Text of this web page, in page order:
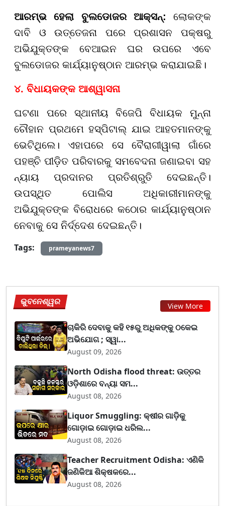
ଆରମ୍ଭ ହେଲା ବୁଲଡୋଜର ଆକ୍ସନ୍: ଲୋକଙ୍କ
ଦାବି ଓ ଉତ୍ତେଜନା ପରେ ପ୍ରଶାସନ ପକ୍ଷରୁ
ଅଭିଯୁକ୍ତଙ୍କ ବେଆଇନ ଘର ଉପରେ ଏବେ
ବୁଲଡୋଜର କାର୍ଯ୍ୟାନୁଷ୍ଠାନ ଆରମ୍ଭ କରାଯାଇଛି।
୪. ବିଧାୟକଙ୍କ ଆଶ୍ୱାସନା
ଘଟଣା ପରେ ସ୍ଥାନୀୟ ବିଜେପି ବିଧାୟକ ମୁନ୍ନା
ଚୌହାନ ପ୍ରଥମେ ହସ୍ପିଟାଲ୍ ଯାଇ ଆହତମାନଙ୍କୁ
ଭେଟିଥିଲେ। ଏହାପରେ ସେ ବୈରାଗୀୱାଲା ଗାଁରେ
ପହଞ୍ଚି ପୀଡ଼ିତ ପରିବାରକୁ ସମବେଦନା ଜଣାଇବା ସହ
ନ୍ୟାୟ ପ୍ରଦାନର ପ୍ରତିଶ୍ରୁତି ଦେଇଛନ୍ତି।
ଉପସ୍ଥିତ ପୋଲିସ ଅଧିକାରୀମାନଙ୍କୁ
ଅଭିଯୁକ୍ତଙ୍କ ବିରୋଧରେ କଠୋର କାର୍ଯ୍ୟାନୁଷ୍ଠାନ
ନେବାକୁ ସେ ନିର୍ଦ୍ଦେଶ ଦେଇଛନ୍ତି।
Tags:
prameyanews7
ଭୁବନେଶ୍ୱର View More
ଚାକିରି ଦେବାକୁ କହି ୧୫ରୁ ଅଧିକଙ୍କୁ ଠକେଇ
ଅଭିଯୋଗ ; ସ୍ୱା...
August 09, 2026
North Odisha flood threat: ଉତ୍ତର
ଓଡ଼ିଶାରେ ବନ୍ୟା ସମ...
August 08, 2026
Liquor Smuggling: କ୍ଷୀର ଗାଡ଼ିକୁ
ଗୋଡ଼ାଇ ଗୋଡ଼ାଇ ଧରିଲ...
August 08, 2026
Teacher Recruitment Odisha: ଏଣିକି
ଜଣିକିଆ ଶିକ୍ଷକରେ...
August 08, 2026